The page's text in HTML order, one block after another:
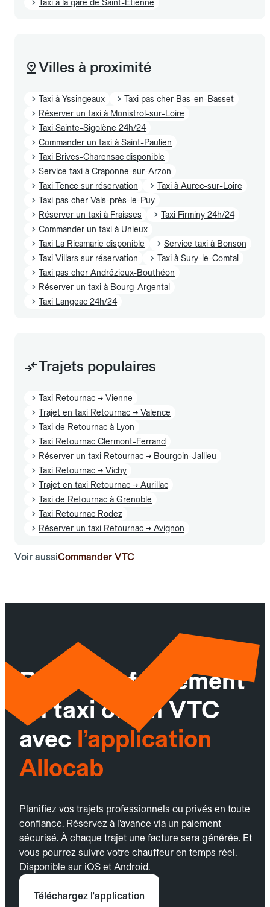
Taxi à la gare de Saint-Étienne
Villes à proximité
Taxi à Yssingeaux
Taxi pas cher Bas-en-Basset
Réserver un taxi à Monistrol-sur-Loire
Taxi Sainte-Sigolène 24h/24
Commander un taxi à Saint-Paulien
Taxi Brives-Charensac disponible
Service taxi à Craponne-sur-Arzon
Taxi Tence sur réservation
Taxi à Aurec-sur-Loire
Taxi pas cher Vals-près-le-Puy
Réserver un taxi à Fraisses
Taxi Firminy 24h/24
Commander un taxi à Unieux
Taxi La Ricamarie disponible
Service taxi à Bonson
Taxi Villars sur réservation
Taxi à Sury-le-Comtal
Taxi pas cher Andrézieux-Bouthéon
Réserver un taxi à Bourg-Argental
Taxi Langeac 24h/24
Trajets populaires
Taxi Retournac → Vienne
Trajet en taxi Retournac → Valence
Taxi de Retournac à Lyon
Taxi Retournac Clermont-Ferrand
Réserver un taxi Retournac → Bourgoin-Jallieu
Taxi Retournac → Vichy
Trajet en taxi Retournac → Aurillac
Taxi de Retournac à Grenoble
Taxi Retournac Rodez
Réserver un taxi Retournac → Avignon
Voir aussiCommander VTC
Réservez facilement
un taxi ou un VTC
avec l’application
Allocab
Planifiez vos trajets professionnels ou privés en toute
confiance. Réservez à l’avance via un paiement
sécurisé. À chaque trajet une facture sera générée. Et
vous pourrez suivre votre chauffeur en temps réel.
Disponible sur iOS et Android.
Téléchargez l'application